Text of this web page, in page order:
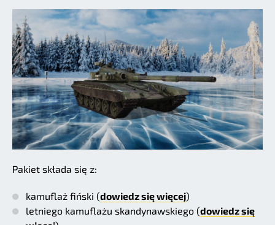
Pakiet składa się z:
kamuflaż fiński (dowiedz się więcej)
letniego kamuflażu skandynawskiego (dowiedz się